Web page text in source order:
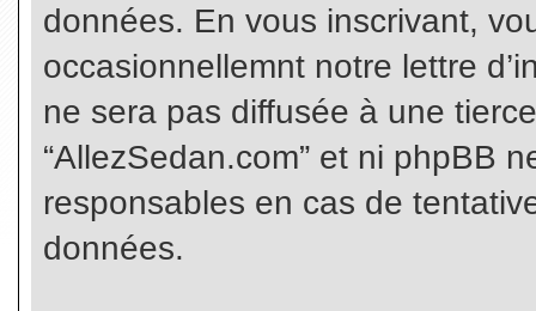
données. En vous inscrivant,
occasionnellemnt notre lettre
ne sera pas diffusée à une
“AllezSedan.com” et ni phpBB
responsables en cas de
données.